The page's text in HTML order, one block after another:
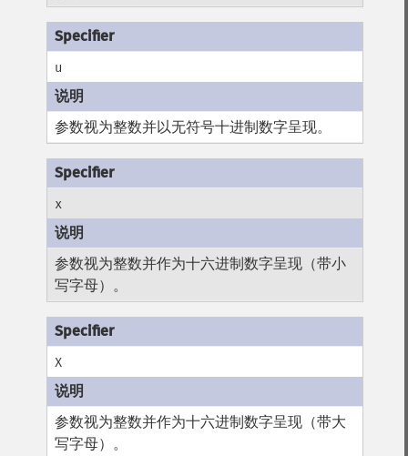
u
参数视为整数并以无符号十进制数字呈现。
x
参数视为整数并作为十六进制数字呈现（带小
写字母）。
X
参数视为整数并作为十六进制数字呈现（带大
写字母）。